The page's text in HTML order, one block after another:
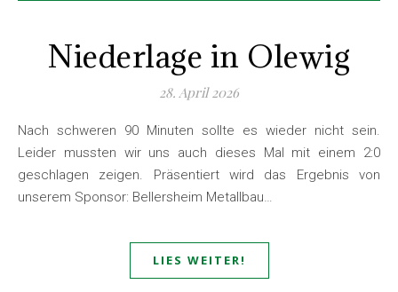
Niederlage in Olewig
28. April 2026
Nach schweren 90 Minuten sollte es wieder nicht sein.
Leider mussten wir uns auch dieses Mal mit einem 2:0
geschlagen zeigen. Präsentiert wird das Ergebnis von
unserem Sponsor: Bellersheim Metallbau…
LIES WEITER!